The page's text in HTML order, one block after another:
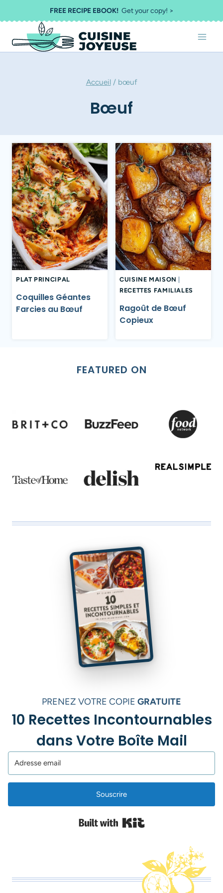
au
contenu
FREE RECIPE EBOOK!Get your copy! >
Accueil / bœuf
Bœuf
PLAT PRINCIPAL
Coquilles Géantes
Farcies au Bœuf
CUISINE MAISON
RECETTES FAMILIALES
Ragoût de Bœuf
Copieux
FEATURED ON
PRENEZ VOTRE COPIE GRATUITE
10 Recettes Incontournables
dans Votre Boîte Mail
Souscrire
Built with Kit